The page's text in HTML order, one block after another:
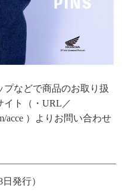
などで商品のお取り扱
イト（・URL／
acce ）よりお問い合わせ
発行）